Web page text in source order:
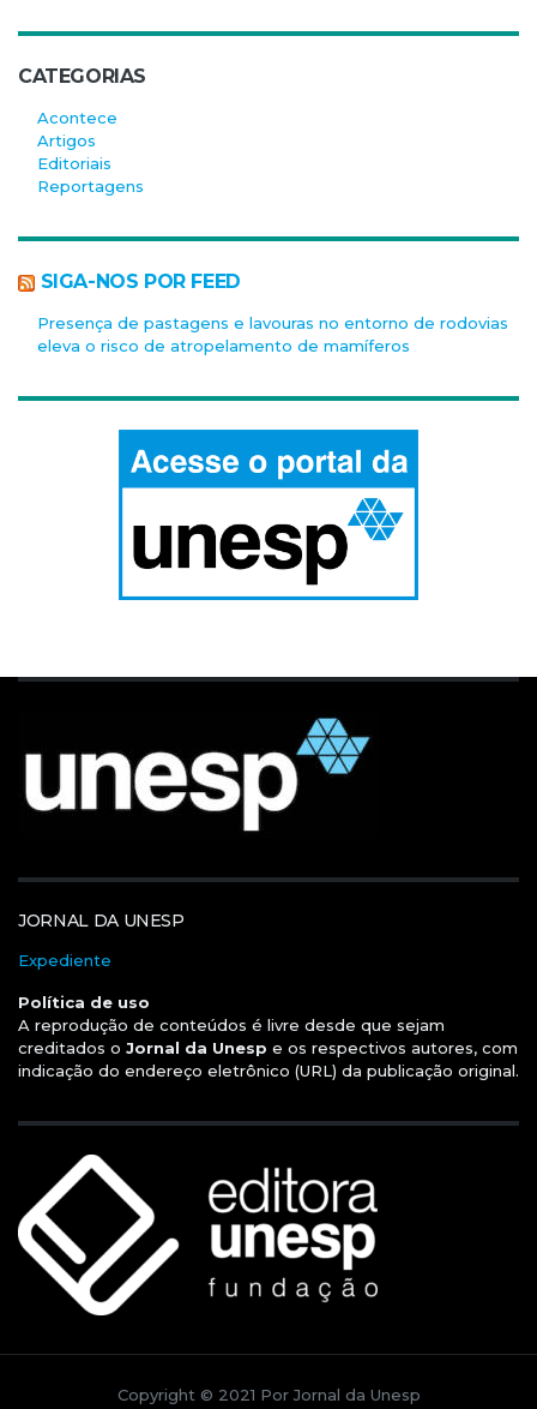
CATEGORIAS
Acontece
Artigos
Editoriais
Reportagens
SIGA-NOS POR FEED
Presença de pastagens e lavouras no entorno de rodovias
eleva o risco de atropelamento de mamíferos
JORNAL DA UNESP
Expediente
Política de uso
A reprodução de conteúdos é livre desde que sejam
creditados o Jornal da Unesp e os respectivos autores, com
indicação do endereço eletrônico (URL) da publicação original.
Copyright © 2021 Por Jornal da Unesp